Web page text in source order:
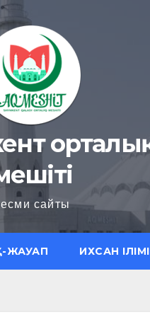
орталық
сайты
ЖАУАП ИХСАН ІЛІМІ